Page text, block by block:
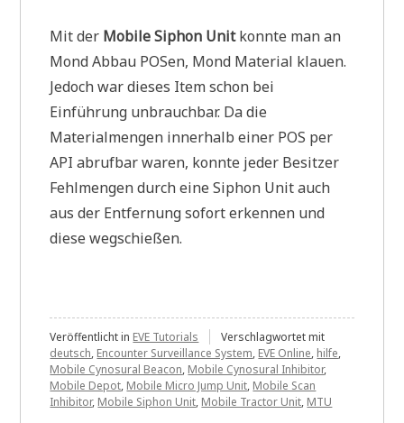
Mit der Mobile Siphon Unitkonnte man an
Mond Abbau POSen, Mond Material klauen.
Jedoch war dieses Item schon bei
Einführung unbrauchbar. Da die
Materialmengen innerhalb einer POS per
API abrufbar waren, konnte jeder Besitzer
Fehlmengen durch eine Siphon Unit auch
aus der Entfernung sofort erkennen und
diese wegschießen.
Veröffentlicht in EVE Tutorials
Verschlagwortet mit
deutsch, Encounter Surveillance System, EVE Online, hilfe,
Mobile Cynosural Beacon, Mobile Cynosural Inhibitor,
Mobile Depot, Mobile Micro Jump Unit, Mobile Scan
Inhibitor, Mobile Siphon Unit, Mobile Tractor Unit, MTU